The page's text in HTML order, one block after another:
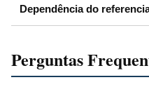
Dependência do
Perguntas